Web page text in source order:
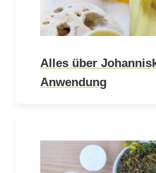
Alles über
Anwendung